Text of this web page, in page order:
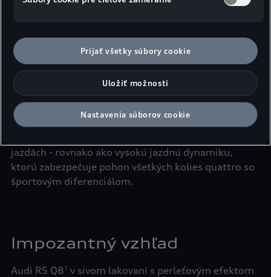
Výkon v každej situácii
Maximálna rýchlosť dosahuje pri hodnote 305
jazdách - rovnako ako vysokú jazdnú dynamiku,
ktorú zabezpečuje pohon všetkých kolies quattro so
športovým diferenciálom.
Impozantný vzhľad
Audi RS Q81 v sivom lakovaní s perleťovým efektom
Prijať všetky súbory cookie
Uložiť možnosti
Nastavenia súborov cookie